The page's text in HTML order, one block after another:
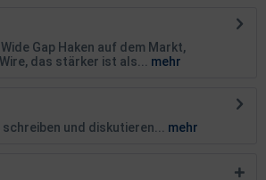
Gap Haken auf dem Markt,
das stärker ist als...
mehr
und diskutieren...
mehr